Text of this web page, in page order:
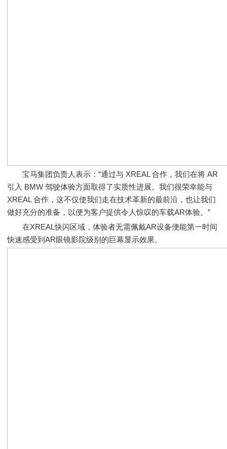
宝马集团负责人表示：“通过与 XREAL 合作，我们在将 AR
引入 BMW 驾驶体验方面取得了实质性进展。我们很荣幸能与
XREAL 合作，这不仅使我们走在技术革新的最前沿，也让我们
做好充分的准备，以便为客户提供令人惊叹的车载AR体验。”
在XREAL快闪区域，体验者无需佩戴AR设备便能第一时间
快速感受到AR眼镜影院级别的巨幕显示效果。